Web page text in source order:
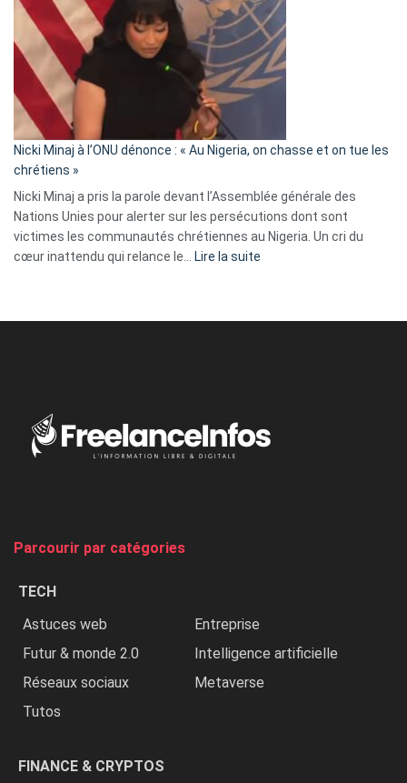
exulte
« Zemmour
a
tout
parle
ses
tripes »
Nicki Minaj à l’ONU dénonce : « Au Nigeria, on chasse et on tue les
chrétiens »
Nicki Minaj a pris la parole devant l’Assemblée générale des
Nations Unies pour alerter sur les persécutions dont sont
victimes les communautés chrétiennes au Nigeria. Un cri du
cœur inattendu qui relance le…
Lire la suite
Nigeria,
Parcourir par catégories
TECH
Astuces web
Entreprise
Futur & monde 2.0
Intelligence artificielle
Réseaux sociaux
Metaverse
Tutos
FINANCE & CRYPTOS